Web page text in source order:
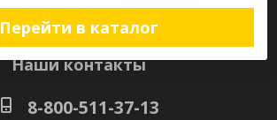
Перейти в каталог
Наши контакты
8-800-511-37-13